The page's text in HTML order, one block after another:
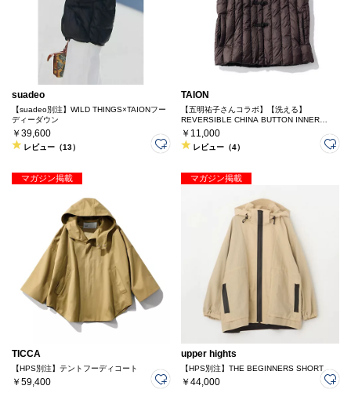
suadeo
【suadeo別注】WILD THINGS×TAIONフー
ディーダウン
￥39,600
レビュー（13）
TAION
【五明祐子さんコラボ】【洗える】
REVERSIBLE CHINA BUTTON INNER
DOWN VEST
￥11,000
レビュー（4）
マガジン掲載
TICCA
【HPS別注】テントフーディコート
￥59,400
マガジン掲載
upper hights
【HPS別注】THE BEGINNERS SHORT
￥44,000